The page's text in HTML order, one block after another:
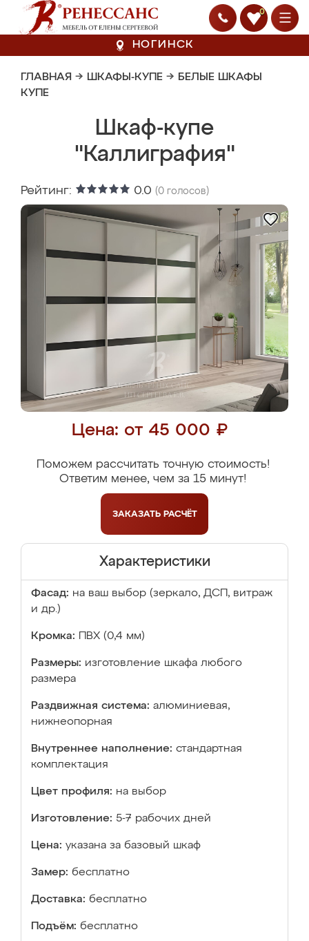
0
НОГИНСК
ГЛАВНАЯ → ШКАФЫ-КУПЕ → БЕЛЫЕ ШКАФЫ
КУПЕ
Шкаф-купе
"Каллиграфия"
Рейтинг: 0.0 (0 голосов)
Цена: от 45 000 ₽
Поможем рассчитать точную стоимость!
Ответим менее, чем за 15 минут!
ЗАКАЗАТЬ РАСЧЁТ
Характеристики
Фасад: на ваш выбор (зеркало, ДСП, витраж
и др.)
Кромка: ПВХ (0,4 мм)
Размеры: изготовление шкафа любого
размера
Раздвижная система: алюминиевая,
нижнеопорная
Внутреннее наполнение: стандартная
комплектация
Цвет профиля: на выбор
Изготовление: 5-7 рабочих дней
Цена: указана за базовый шкаф
Замер: бесплатно
Доставка: бесплатно
Подъём: бесплатно